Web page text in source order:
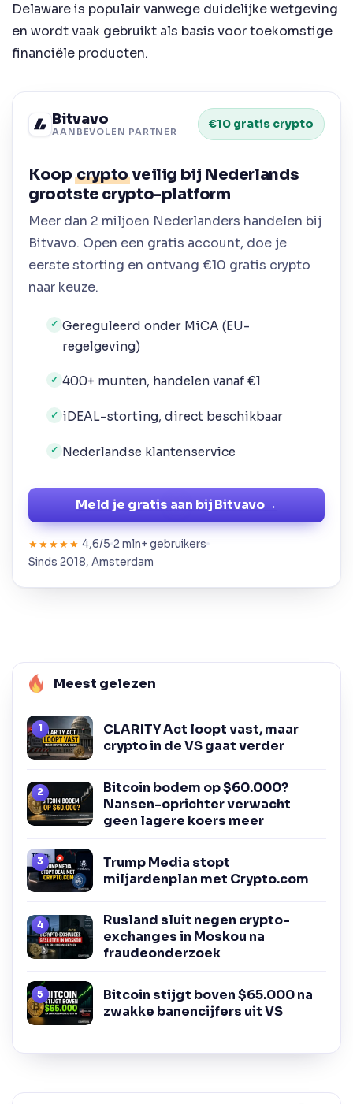
Delaware is populair vanwege duidelijke wetgeving
en wordt vaak gebruikt als basis voor toekomstige
financiële producten.
Bitvavo
AANBEVOLEN PARTNER
€10 gratis crypto
Koopcryptoveilig bij Nederlands
grootste crypto-platform
Meer dan 2 miljoen Nederlanders handelen bij
Bitvavo. Open een gratis account, doe je
eerste storting en ontvang €10 gratis crypto
naar keuze.
✓ Gereguleerd onder MiCA (EU-
regelgeving)
✓ 400+ munten, handelen vanaf €1
✓ iDEAL-storting, direct beschikbaar
✓ Nederlandse klantenservice
Meld je gratis aan bij Bitvavo→
★★★★★ 4,6/5 2 mln+ gebruikers
Sinds 2018, Amsterdam
Meest gelezen
CLARITY Act loopt vast, maar
crypto in de VS gaat verder
Bitcoin bodem op $60.000?
Nansen-oprichter verwacht
geen lagere koers meer
Trump Media stopt
miljardenplan met Crypto.com
Rusland sluit negen crypto-
exchanges in Moskou na
fraudeonderzoek
Bitcoin stijgt boven $65.000 na
zwakke banencijfers uit VS